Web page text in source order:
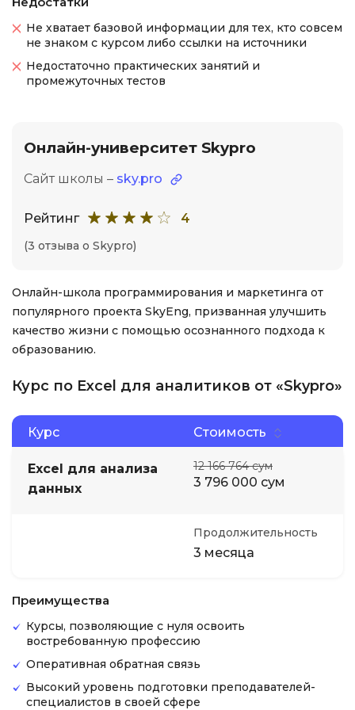
Не хватает базовой информации для тех, кто совсем
не знаком с курсом либо ссылки на источники
Недостаточно практических занятий и
промежуточных тестов
Онлайн-университет Skypro
Сайт школы – sky.pro
Рейтинг 4
(3 отзыва о Skypro)
Онлайн-школа программирования и маркетинга от
популярного проекта SkyEng, призванная улучшить
качество жизни с помощью осознанного подхода к
образованию.
Курс по Excel для аналитиков от «Skypro»
Курс Стоимость
Excel для анализа
данных
12 166 764 сум
3 796 000 сум
Продолжительность
3 месяца
Преимущества
Курсы, позволяющие с нуля освоить
востребованную профессию
Оперативная обратная связь
Высокий уровень подготовки преподавателей-
специалистов в своей сфере